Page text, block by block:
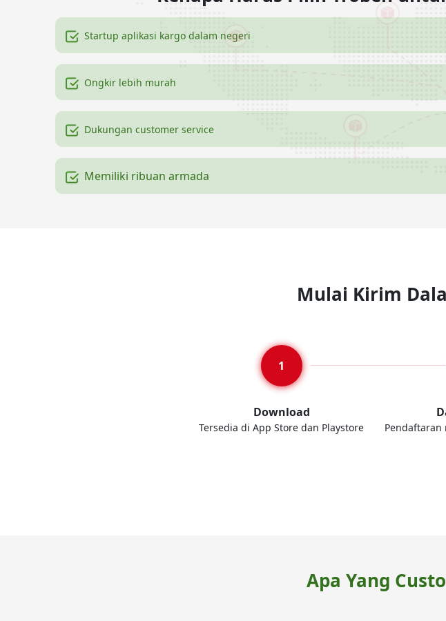
Startup aplikasi kargo dalam negeri
Ongkir lebih murah
Dukungan customer service
Memiliki ribuan armada
Mulai Kirim
Download
Tersedia di App Store dan Playstore Pendaftaran
Apa Yang